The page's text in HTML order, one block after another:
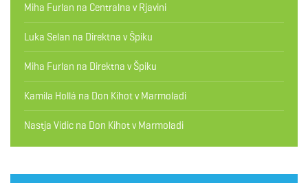
Miha Furlan na Centralna v Rjavini
Luka Selan na Direktna v Špiku
Miha Furlan na Direktna v Špiku
Kamila Hollá na Don Kihot v Marmoladi
Nastja Vidic na Don Kihot v Marmoladi